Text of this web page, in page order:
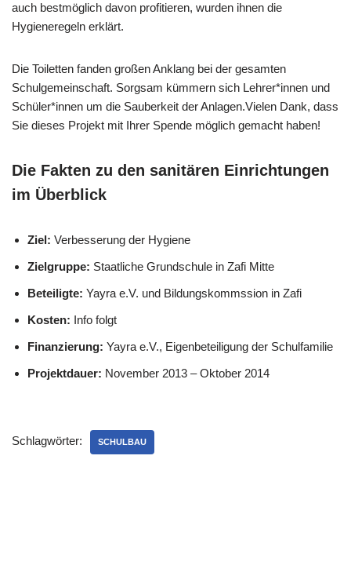
auch bestmöglich davon profitieren, wurden ihnen die
Hygieneregeln erklärt.
Die Toiletten fanden großen Anklang bei der gesamten
Schulgemeinschaft. Sorgsam kümmern sich Lehrer*innen und
Schüler*innen um die Sauberkeit der Anlagen.Vielen Dank, dass
Sie dieses Projekt mit Ihrer Spende möglich gemacht haben!
Die Fakten zu den sanitären Einrichtungen
im Überblick
Ziel: Verbesserung der Hygiene
Zielgruppe: Staatliche Grundschule in Zafi Mitte
Beteiligte: Yayra e.V. und Bildungskommssion in Zafi
Kosten: Info folgt
Finanzierung: Yayra e.V., Eigenbeteiligung der Schulfamilie
Projektdauer: November 2013 – Oktober 2014
Schlagwörter: SCHULBAU